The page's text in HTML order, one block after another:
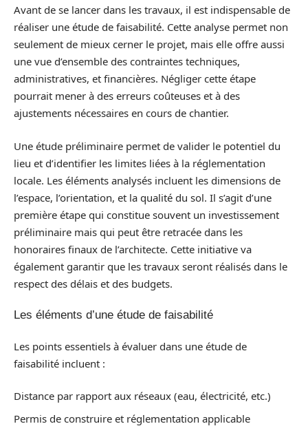
Avant de se lancer dans les travaux, il est indispensable de
réaliser une étude de faisabilité. Cette analyse permet non
seulement de mieux cerner le projet, mais elle offre aussi
une vue d’ensemble des contraintes techniques,
administratives, et financières. Négliger cette étape
pourrait mener à des erreurs coûteuses et à des
ajustements nécessaires en cours de chantier.
Une étude préliminaire permet de valider le potentiel du
lieu et d’identifier les limites liées à la réglementation
locale. Les éléments analysés incluent les dimensions de
l’espace, l’orientation, et la qualité du sol. Il s’agit d’une
première étape qui constitue souvent un investissement
préliminaire mais qui peut être retracée dans les
honoraires finaux de l’architecte. Cette initiative va
également garantir que les travaux seront réalisés dans le
respect des délais et des budgets.
Les éléments d’une étude de faisabilité
Les points essentiels à évaluer dans une étude de
faisabilité incluent :
Distance par rapport aux réseaux (eau, électricité, etc.)
Permis de construire et réglementation applicable